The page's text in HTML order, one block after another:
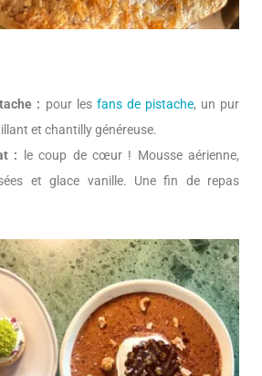
: pour les fans de pistache, un pur
et chantilly généreuse.
: le coup de cœur ! Mousse aérienne,
et glace vanille. Une fin de repas